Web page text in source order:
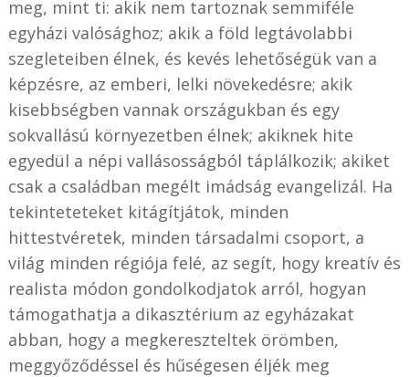
meg, mint ti: akik nem tartoznak semmiféle
egyházi valósághoz; akik a föld legtávolabbi
szegleteiben élnek, és kevés lehetőségük van a
képzésre, az emberi, lelki növekedésre; akik
kisebbségben vannak országukban és egy
sokvallású környezetben élnek; akiknek hite
egyedül a népi vallásosságból táplálkozik; akiket
csak a családban megélt imádság evangelizál. Ha
tekinteteteket kitágítjátok, minden
hittestvéretek, minden társadalmi csoport, a
világ minden régiója felé, az segít, hogy kreatív és
realista módon gondolkodjatok arról, hogyan
támogathatja a dikasztérium az egyházakat
abban, hogy a megkereszteltek örömben,
meggyőződéssel és hűségesen éljék meg